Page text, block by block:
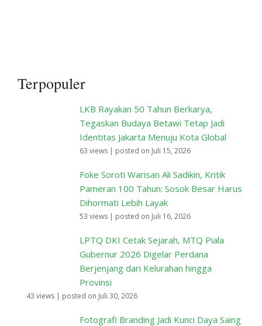
Pameran 100 Tahun: Sosok Besar Harus
Dihormati Lebih Layak
53 views| posted on Juli 16, 2026
Gubernur 2026 Digelar Perdana
Berjenjang dari Kelurahan hingga
Provinsi
posted on Juli 30, 2026
Fotografi Branding Jadi Kunci Daya Saing
UMKM Betawi, Creative 35 Gelar
Workshop di Setu Babakan
29 views|
Pramono Anung Sebut Talenta Qur’ani